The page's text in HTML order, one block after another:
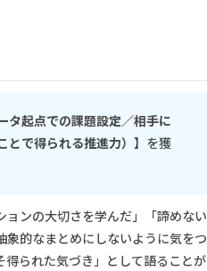
タ起点での課題設定／相手に
で得られる推進力）】 を獲
ンの大切さを学んだ」「諦めない
的なまとめにしないように気をつ
られた気づき」として語ることが